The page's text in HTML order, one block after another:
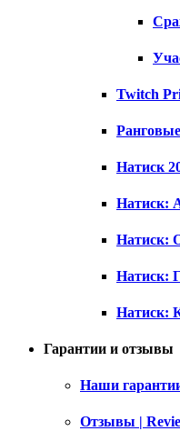
Twitch
Натиск
Натиск:
Натиск:
Натиск:
Натиск:
Гарантии и отзывы
Наши
Отзывы |